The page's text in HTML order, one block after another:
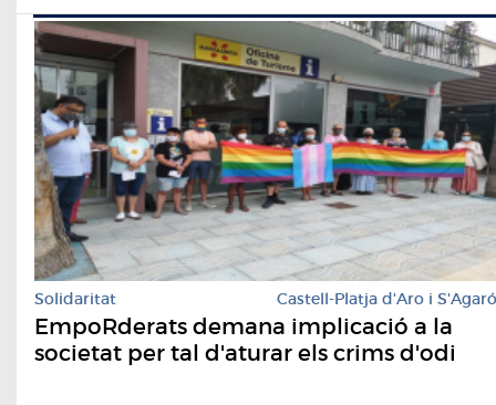
Solidaritat Castell-Platja d'Aro i S'Agaró
EmpoRderats demana implicació a la
societat per tal d'aturar els crims d'odi